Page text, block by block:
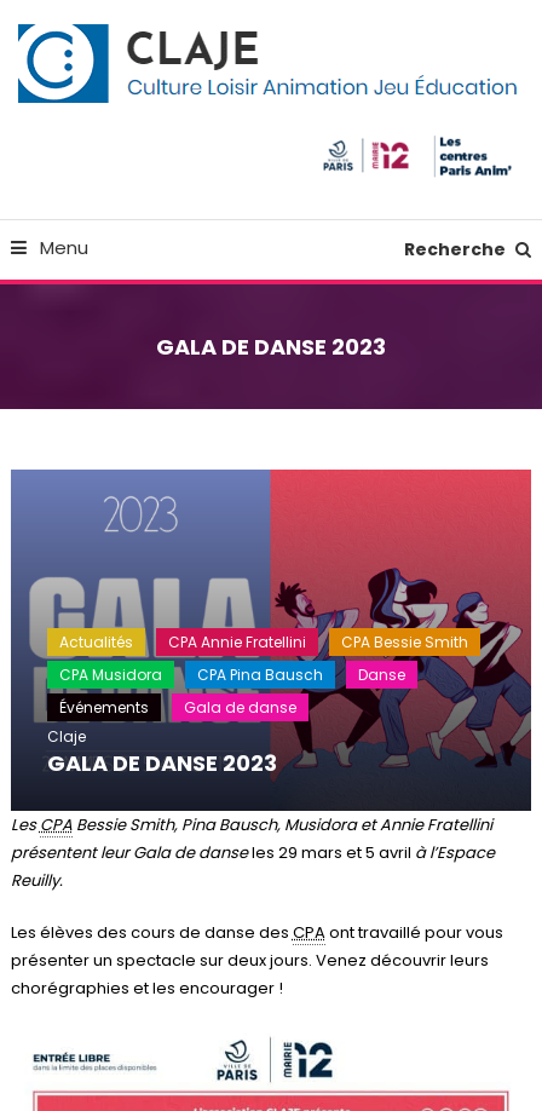
To
Content
Menu Recherche
GALA DE DANSE 2023
Actualités CPA Annie Fratellini
CPA Bessie Smith
CPA Musidora
CPA Pina Bausch
Danse
Événements
Gala de danse
Claje
GALA DE DANSE 2023
LesCPABessie Smith, Pina Bausch, Musidora et Annie Fratellini
présentent leur Gala de danseles 29 mars et 5 avril à l’Espace
Reuilly.
Les élèves des cours de danse des CPAont travaillé pour vous
présenter un spectacle sur deux jours. Venez découvrir leurs
chorégraphies et les encourager !